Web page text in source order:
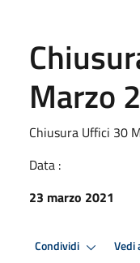
Marzo
Chiusura Uffici 30
Data :
23 marzo 2021
Condividi Vedi